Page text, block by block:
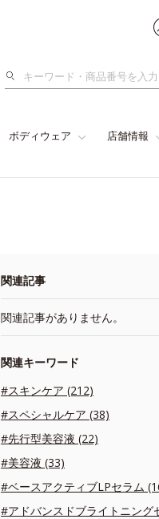
検
ボディウェア 店舗情報
関連記事
関連記事がありません。
関連キーワード
#スキンケア (212)
#スペシャルケア (38)
#先行型美容液 (22)
#美容液 (33)
#ベースアクティブLPセラム
#アドバンスドブライトニング